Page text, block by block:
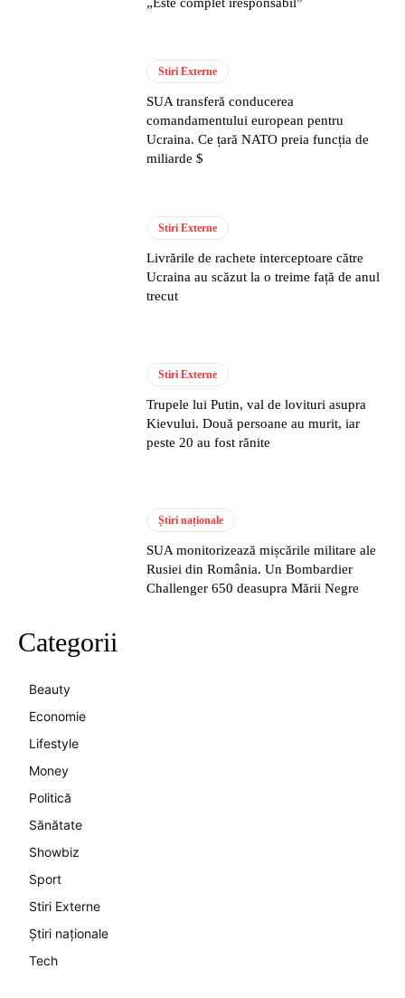
Stiri Externe
SUA transferă conducerea
comandamentului european pentru
Ucraina. Ce țară NATO preia funcția de
miliarde $
Stiri Externe
Livrările de rachete interceptoare către
Ucraina au scăzut la o treime față de anul
trecut
Stiri Externe
Trupele lui Putin, val de lovituri asupra
Kievului. Două persoane au murit, iar
peste 20 au fost rănite
Știri naționale
SUA monitorizează mișcările militare ale
Rusiei din România. Un Bombardier
Challenger 650 deasupra Mării Negre
Categorii
Beauty
Economie
Lifestyle
Money
Politică
Sănătate
Showbiz
Sport
Stiri Externe
Știri naționale
Tech